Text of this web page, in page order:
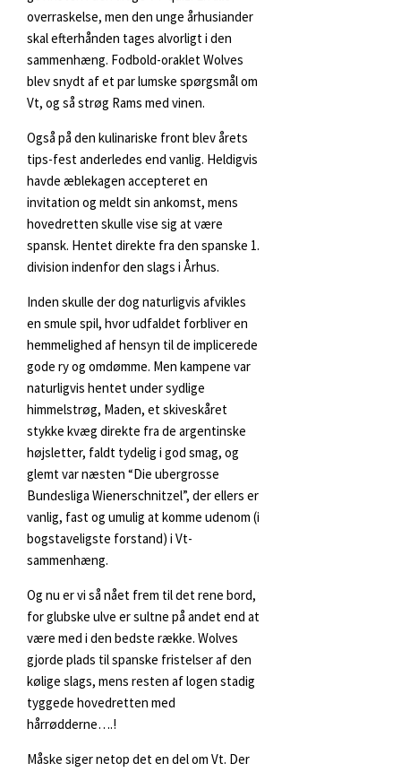
overraskelse, men den unge århusiander
skal efterhånden tages alvorligt i den
sammenhæng. Fodbold-oraklet Wolves
blev snydt af et par lumske spørgsmål om
Vt, og så strøg Rams med vinen.
Også på den kulinariske front blev årets
tips-fest anderledes end vanlig. Heldigvis
havde æblekagen accepteret en
invitation og meldt sin ankomst, mens
hovedretten skulle vise sig at være
spansk. Hentet direkte fra den spanske 1.
division indenfor den slags i Århus.
Inden skulle der dog naturligvis afvikles
en smule spil, hvor udfaldet forbliver en
hemmelighed af hensyn til de implicerede
gode ry og omdømme. Men kampene var
naturligvis hentet under sydlige
himmelstrøg, Maden, et skiveskåret
stykke kvæg direkte fra de argentinske
højsletter, faldt tydelig i god smag, og
glemt var næsten “Die ubergrosse
Bundesliga Wienerschnitzel”, der ellers er
vanlig, fast og umulig at komme udenom (i
bogstaveligste forstand) i Vt-
sammenhæng.
Og nu er vi så nået frem til det rene bord,
for glubske ulve er sultne på andet end at
være med i den bedste række. Wolves
gjorde plads til spanske fristelser af den
kølige slags, mens resten af logen stadig
tyggede hovedretten med
hårrødderne….!
Måske siger netop det en del om Vt. Der